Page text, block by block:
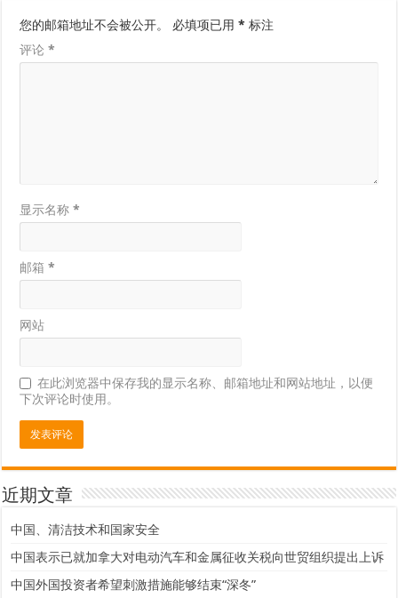
您的邮箱地址不会被公开。 必填项已用* 标注
评论*
显示名称*
邮箱*
网站
在此浏览器中保存我的显示名称、邮箱地址和网站地址，以便
下次评论时使用。
近期文章
中国、清洁技术和国家安全
中国表示已就加拿大对电动汽车和金属征收关税向世贸组织提出上诉
中国外国投资者希望刺激措施能够结束“深冬”